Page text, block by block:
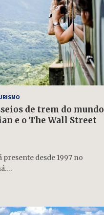
de trem do mundo
e o The Wall Street
presente desde 1997 no